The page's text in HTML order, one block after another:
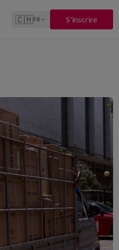
🇨🇭FR S'inscrire